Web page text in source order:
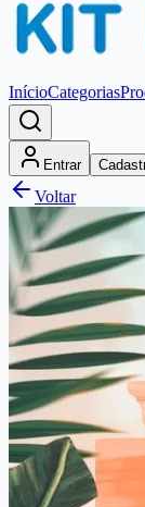
InícioCategorias
Entrar
Voltar